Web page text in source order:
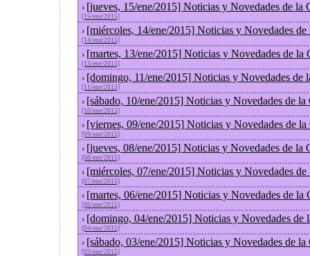
› [jueves, 15/ene/2015] Noticias y Novedades de la
[15/ene/2015]
› [miércoles, 14/ene/2015] Noticias y Novedades
[14/ene/2015]
› [martes, 13/ene/2015] Noticias y Novedades de la
[13/ene/2015]
› [domingo, 11/ene/2015] Noticias y Novedades de
[11/ene/2015]
› [sábado, 10/ene/2015] Noticias y Novedades de la
[10/ene/2015]
› [viernes, 09/ene/2015] Noticias y Novedades de
[09/ene/2015]
› [jueves, 08/ene/2015] Noticias y Novedades de la
[08/ene/2015]
› [miércoles, 07/ene/2015] Noticias y Novedades
[07/ene/2015]
› [martes, 06/ene/2015] Noticias y Novedades de la
[06/ene/2015]
› [domingo, 04/ene/2015] Noticias y Novedades de
[04/ene/2015]
› [sábado, 03/ene/2015] Noticias y Novedades de la
[03/ene/2015]